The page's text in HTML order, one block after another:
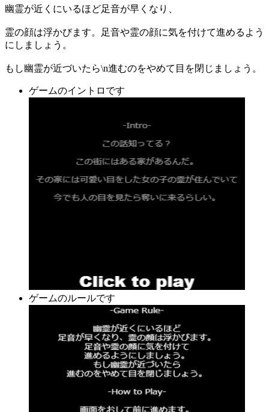
幽霊が近くにいるほど足音が早くなり、
霊の顔は浮かびます。足音や霊の顔に気を付けて進めるよう
にしましょう。
もし幽霊が近づいたら\n進むのをやめて目を閉じましょう。
ゲームのイントロです
ゲームのルールです